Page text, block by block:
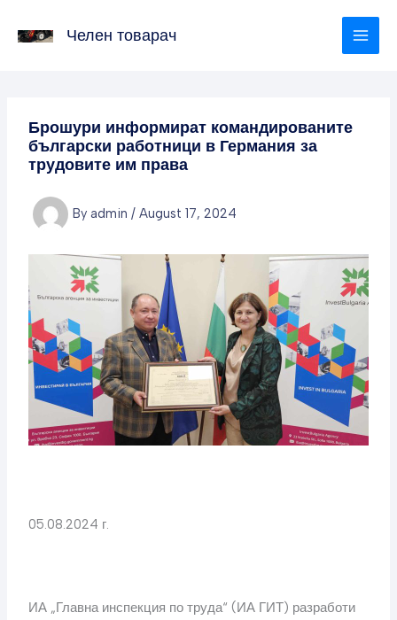
Челен товарач
Брошури информират командированите
български работници в Германия за
трудовите им права
By admin / August 17, 2024
05.08.2024 г.
ИА „Главна инспекция по труда“ (ИА ГИТ) разработи